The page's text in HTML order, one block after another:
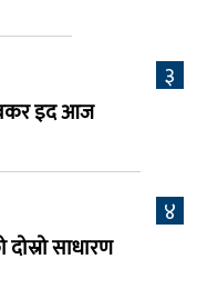
नेपाली मेला
शनिबार
नेपाली मेलाको
प्रस्तुती रहने
३
बकर इद आज
४
साधारण